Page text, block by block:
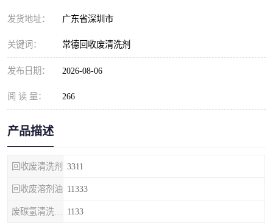
发货地址： 广东省深圳市
关键词： 常德回收废清洗剂
发布日期： 2026-08-06
阅 读 量： 266
产品描述
回收废清洗剂 3311
回收废溶剂油 11333
1133